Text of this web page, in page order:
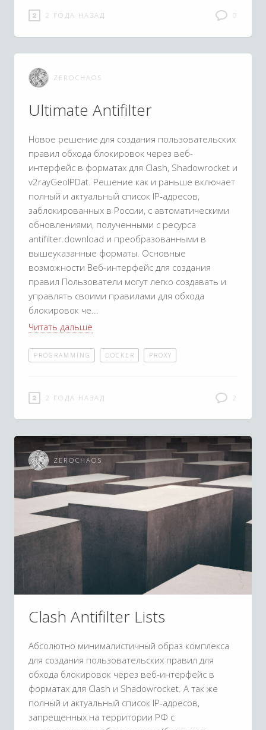
2 ГОДА НАЗАД 0
ZEROCHAOS
Ultimate Antifilter
Новое решение для создания пользовательских
правил обхода блокировок через веб-
интерфейс в форматах для Clash, Shadowrocket и
v2rayGeoIPDat. Решение как и раньше включает
полный и актуальный список IP-адресов,
заблокированных в России, с автоматическими
обновлениями, полученными с ресурса
antifilter.download и преобразованными в
вышеуказанные форматы. Основные
возможности Веб-интерфейс для создания
правил Пользователи могут легко создавать и
управлять своими правилами для обхода
блокировок че
Читать дальше
PROGRAMMING DOCKER PROXY
2 ГОДА НАЗАД 2
ZEROCHAOS
Clash Antifilter Lists
Абсолютно минималистичный образ комплекса
для создания пользовательских правил для
обхода блокировок через веб-интерфейс в
форматах для Clash и Shadowrocket. А так же
полный и актуальный список IP-адресов,
запрещенных на территории РФ с